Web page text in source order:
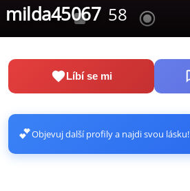
milda45067 58
Líbí se mi
💕Objevuj další profily a najdi svou lásku!